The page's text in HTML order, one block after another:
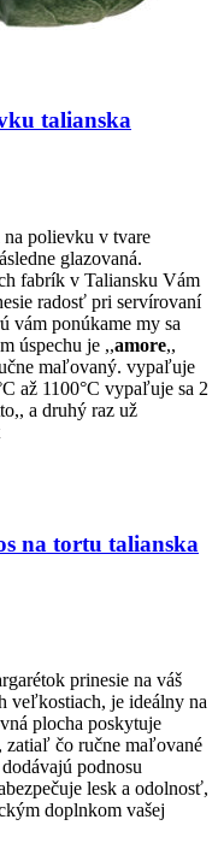
talianska
polievku v tvare
glazovaná.
fabrík v Taliansku Vám
radosť pri servírovaní
vám ponúkame my sa
úspechu je ,,amore,,
maľovaný. vypaľuje
až 1100°C vypaľuje sa 2
a druhý raz už
na tortu talianska
prinesie na váš
veľkostiach, je ideálny na
plocha poskytuje
zatiaľ čo ručne maľované
podnosu
lesk a odolnosť,
doplnkom vašej